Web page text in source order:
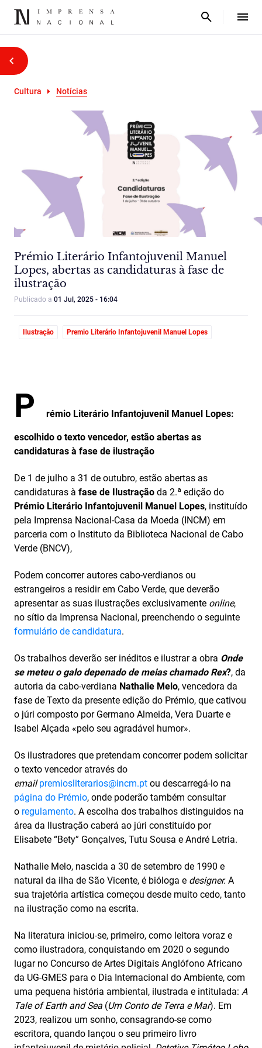
Cultura Notícias
Prémio Literário Infantojuvenil Manuel
Lopes, abertas as candidaturas à fase de
ilustração
Publicado a 01 Jul, 2025 - 16:04
Ilustração Premio Literário Infantojuvenil Manuel Lopes
P rémio Literário Infantojuvenil Manuel Lopes:
escolhido o texto vencedor, estão abertas as
candidaturas à fase de ilustração
De 1 de julho a 31 de outubro, estão abertas as
candidaturas à fase de Ilustração da 2.ª edição do
Prémio Literário Infantojuvenil Manuel Lopes, instituído
pela Imprensa Nacional-Casa da Moeda (INCM) em
parceria com o Instituto da Biblioteca Nacional de Cabo
Verde (BNCV),
Podem concorrer autores cabo-verdianos ou
estrangeiros a residir em Cabo Verde, que deverão
apresentar as suas ilustrações exclusivamente online,
no sítio da Imprensa Nacional, preenchendo o seguinte
formulário de candidatura.
Os trabalhos deverão ser inéditos e ilustrar a obra Onde
se meteu o galo depenado de meias chamado Rex?, da
autoria da cabo-verdiana Nathalie Melo, vencedora da
fase de Texto da presente edição do Prémio, que cativou
o júri composto por Germano Almeida, Vera Duarte e
Isabel Alçada «pelo seu agradável humor».
Os ilustradores que pretendam concorrer podem solicitar
o texto vencedor através do
email premiosliterarios@incm.pt ou descarregá-lo na
página do Prémio, onde poderão também consultar
o regulamento. A escolha dos trabalhos distinguidos na
área da Ilustração caberá ao júri constituído por
Elisabete “Bety” Gonçalves, Tutu Sousa e André Letria.
Nathalie Melo, nascida a 30 de setembro de 1990 e
natural da ilha de São Vicente, é bióloga e designer. A
sua trajetória artística começou desde muito cedo, tanto
na ilustração como na escrita.
Na literatura iniciou-se, primeiro, como leitora voraz e
como ilustradora, conquistando em 2020 o segundo
lugar no Concurso de Artes Digitais Anglófono Africano
da UG-GMES para o Dia Internacional do Ambiente, com
uma pequena história ambiental, ilustrada e intitulada: A
Tale of Earth and Sea (Um Conto de Terra e Mar). Em
2023, realizou um sonho, consagrando-se como
escritora, quando lançou o seu primeiro livro